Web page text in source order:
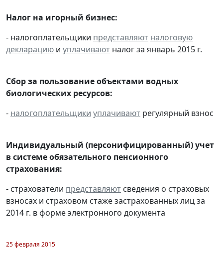
Налог на игорный бизнес:
- налогоплательщики представляют налоговую
декларацию и уплачивают налог за январь 2015 г.
Сбор за пользование объектами водных
биологических ресурсов:
- налогоплательщики уплачивают регулярный взнос
Индивидуальный (персонифицированный) учет
в системе обязательного пенсионного
страхования:
- страхователи представляют сведения о страховых
взносах и страховом стаже застрахованных лиц за
2014 г. в форме электронного документа
25 февраля 2015